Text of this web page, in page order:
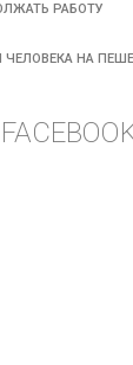
РАБОТУ
ЧЕЛОВЕКА НА